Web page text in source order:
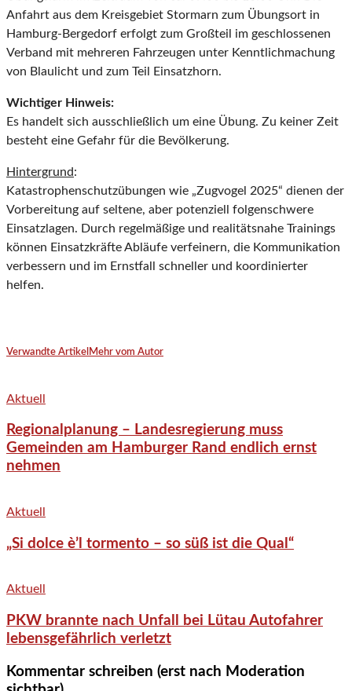
Anfahrt aus dem Kreisgebiet Stormarn zum Übungsort in
Hamburg-Bergedorf erfolgt zum Großteil im geschlossenen
Verband mit mehreren Fahrzeugen unter Kenntlichmachung
von Blaulicht und zum Teil Einsatzhorn.
Wichtiger Hinweis:
Es handelt sich ausschließlich um eine Übung. Zu keiner Zeit
besteht eine Gefahr für die Bevölkerung.
Hintergrund:
Katastrophenschutzübungen wie „Zugvogel 2025“ dienen der
Vorbereitung auf seltene, aber potenziell folgenschwere
Einsatzlagen. Durch regelmäßige und realitätsnahe Trainings
können Einsatzkräfte Abläufe verfeinern, die Kommunikation
verbessern und im Ernstfall schneller und koordinierter
helfen.
Verwandte Artikel Mehr vom Autor
Aktuell
Regionalplanung – Landesregierung muss
Gemeinden am Hamburger Rand endlich ernst
nehmen
Aktuell
„Si dolce è’l tormento – so süß ist die Qual“
Aktuell
PKW brannte nach Unfall bei Lütau Autofahrer
lebensgefährlich verletzt
Kommentar schreiben (erst nach Moderation